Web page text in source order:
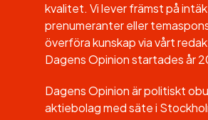
kvalitet. Vi lever främst på
prenumeranter eller
överföra kunskap via vårt
Dagens Opinion startades år
Dagens Opinion är politiskt
aktiebolag med säte i